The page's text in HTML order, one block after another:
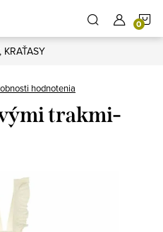
KRAŤASY
hodnotenia
trakmi-